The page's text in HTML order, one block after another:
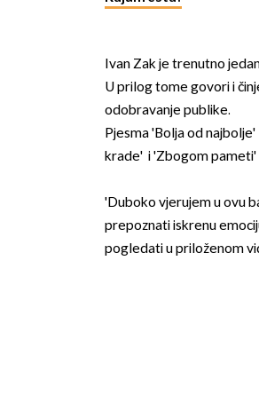
Ivan Zak je trenutno
U prilog tome govori i
odobravanje publike.
Pjesma 'Bolja od
krade' i 'Zbogom pameti'
'Duboko vjerujem u ovu
prepoznati iskrenu
pogledati u priloženom